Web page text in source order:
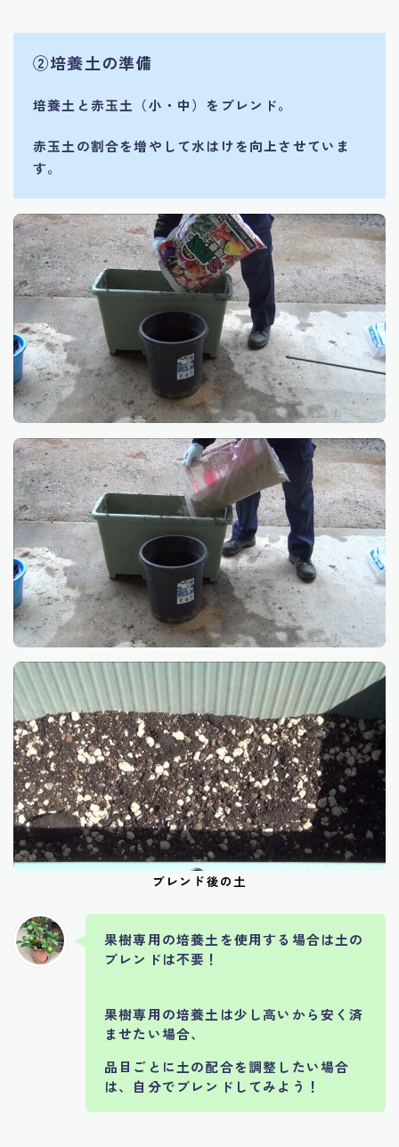
②培養土の準備
培養土と赤玉土（小・中）をブレンド。
赤玉土の割合を増やして水はけを向上させていま
す。
ブレンド後の土
果樹専用の培養土を使用する場合は土の
ブレンドは不要！
果樹専用の培養土は少し高いから安く済
ませたい場合、
品目ごとに土の配合を調整したい場合
は、自分でブレンドしてみよう！